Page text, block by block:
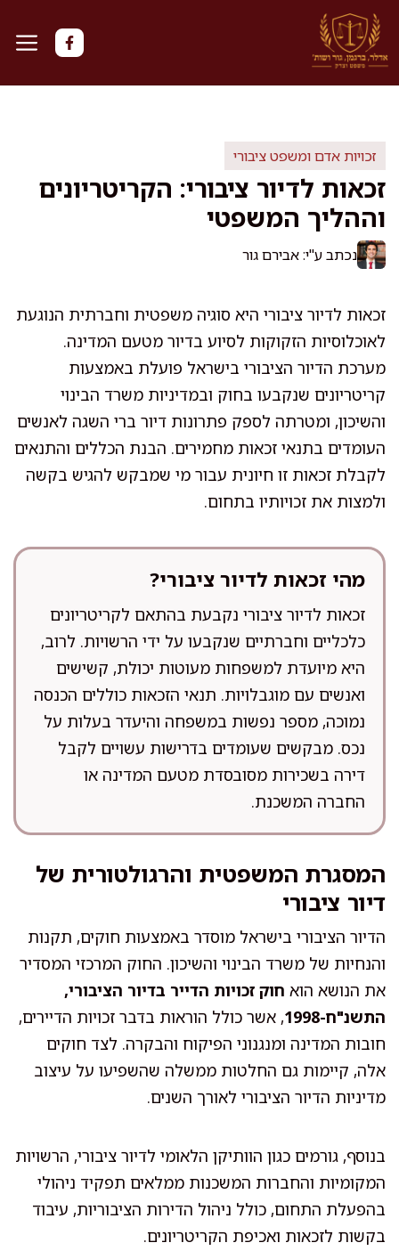
לדלג
לתוכן
זכויות אדם ומשפט ציבורי
זכאות לדיור ציבורי: הקריטריונים
וההליך המשפטי
נכתב ע"י: אבירם גור
זכאות לדיור ציבורי היא סוגיה משפטית וחברתית הנוגעת
לאוכלוסיות הזקוקות לסיוע בדיור מטעם המדינה.
מערכת הדיור הציבורי בישראל פועלת באמצעות
קריטריונים שנקבעו בחוק ובמדיניות משרד הבינוי
והשיכון, ומטרתה לספק פתרונות דיור ברי השגה לאנשים
העומדים בתנאי זכאות מחמירים. הבנת הכללים והתנאים
לקבלת זכאות זו חיונית עבור מי שמבקש להגיש בקשה
ולמצות את זכויותיו בתחום.
מהי זכאות לדיור ציבורי?
זכאות לדיור ציבורי נקבעת בהתאם לקריטריונים
כלכליים וחברתיים שנקבעו על ידי הרשויות. לרוב,
היא מיועדת למשפחות מעוטות יכולת, קשישים
ואנשים עם מוגבלויות. תנאי הזכאות כוללים הכנסה
נמוכה, מספר נפשות במשפחה והיעדר בעלות על
נכס. מבקשים שעומדים בדרישות עשויים לקבל
דירה בשכירות מסובסדת מטעם המדינה או
החברה המשכנת.
המסגרת המשפטית והרגולטורית של
דיור ציבורי
הדיור הציבורי בישראל מוסדר באמצעות חוקים, תקנות
והנחיות של משרד הבינוי והשיכון. החוק המרכזי המסדיר
את הנושא הוא חוק זכויות הדייר בדיור הציבורי,
התשנ"ח-1998
, אשר כולל הוראות בדבר זכויות הדיירים,
חובות המדינה ומנגנוני הפיקוח והבקרה. לצד חוקים
אלה, קיימות גם החלטות ממשלה שהשפיעו על עיצוב
מדיניות הדיור הציבורי לאורך השנים.
בנוסף, גורמים כגון הוותיקן הלאומי לדיור ציבורי, הרשויות
המקומיות והחברות המשכנות ממלאים תפקיד ניהולי
בהפעלת התחום, כולל ניהול הדירות הציבוריות, עיבוד
בקשות לזכאות ואכיפת הקריטריונים.